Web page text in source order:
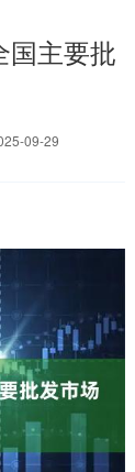
国主要批
09-29